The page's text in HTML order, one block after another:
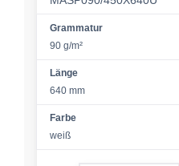
Grammatur
90 g/m²
Länge
640 mm
Farbe
weiß